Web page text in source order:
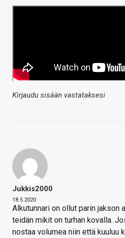
Kirjaudu sisään vastataksesi
Jukkis2000
18.5.2020
Alkutunnari on ollut parin jakson
teidän mikit on turhan kovalla.
nostaa volumea niin että kuuluu